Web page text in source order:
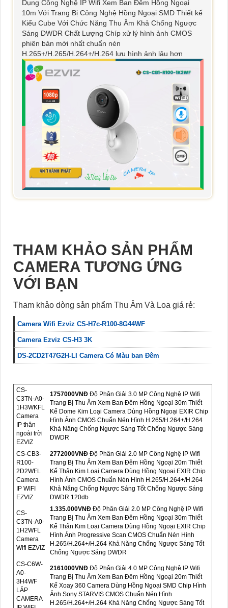
Dụng Công Nghệ IP Wifi Xem Ban Đêm Hồng Ngoại
10m Với Trang Bị Công Nghệ Hồng Ngoại SMD Thiết kế
Kiểu Cube Với Chức Năng Thu Âm Khả Chống Ngược
Sáng DWDR Chất Lượng Chíp xử lý hình ảnh CMOS
phiên bản mới nhất chuẩn nén
H.265+/H.265/H.264+/H.264 lưu hình ảnh lâu hơn
THAM KHẢO SẢN PHẨM
CAMERA TƯƠNG ỨNG
VỚI BẠN
Tham khảo dòng sản phẩm Thu Âm Và Loa giá rẻ:
Camera Wifi Ezviz CS-H7c-R100-8G44WF
Camera Ezviz CS-H3 3K
DS-2CD2T47G2H-LI Camera Có Màu ban Đêm
CS-
C3TN-A0-
1H3WKFL
Camera
IP thân
ngoài trời
EZVIZ
1757000VNÐ Độ Phân Giải 3.0 MP Công Nghệ IP Wifi
Trang Bị Thu Âm Xem Ban Đêm Hồng Ngoại 30m Thiết
Kế Dome Kim Loại Camera Dùng Hồng Ngoại EXIR Chip
Hình Ảnh CMOS Chuẩn Nén Hình H.265/H.264+/H.264
Khả Năng Chống Ngược Sáng Tốt Chống Ngược Sáng
DWDR
CS-CB3-
R100-
2D2WFL
Camera
IP WIFI
EZVIZ
2772000VNÐ Độ Phân Giải 2.0 MP Công Nghệ IP Wifi
Trang Bị Thu Âm Xem Ban Đêm Hồng Ngoại 20m Thiết
Kế Thân Kim Loại Camera Dùng Hồng Ngoại EXIR Chip
Hình Ảnh CMOS Chuẩn Nén Hình H.265/H.264+/H.264
Khả Năng Chống Ngược Sáng Tốt Chống Ngược Sáng
DWDR 120db
CS-
C3TN-A0-
1H2WFL
Camera
Wifi EZVIZ
1.335.000VNÐ Độ Phân Giải 2.0 MP Công Nghệ IP Wifi
Trang Bị Thu Âm Xem Ban Đêm Hồng Ngoại 30m Thiết
Kế Thân Kim Loại Camera Dùng Hồng Ngoại EXIR Chip
Hình Ảnh Progressive Scan CMOS Chuẩn Nén Hình
H.265/H.264+/H.264 Khả Năng Chống Ngược Sáng Tốt
Chống Ngược Sáng DWDR
CS-C6W-
A0-
3H4WF
LẮP
CAMERA
2161000VNÐ Độ Phân Giải 4.0 MP Công Nghệ IP Wifi
Trang Bị Thu Âm Xem Ban Đêm Hồng Ngoại 20m Thiết
Kế Xoay 360 Camera Dùng Hồng Ngoại SMD Chip Hình
Ảnh Sony STARVIS CMOS Chuẩn Nén Hình
H.265/H.264+/H.264 Khả Năng Chống Ngược Sáng Tốt